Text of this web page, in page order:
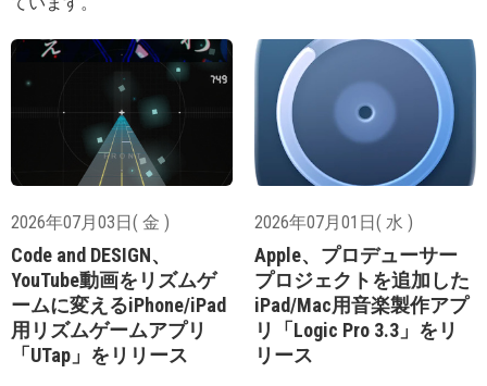
2026年07月03日( 金 )
Code and DESIGN、
YouTube動画をリズムゲ
ームに変えるiPhone/iPad
用リズムゲームアプリ
「UTap」をリリース
2026年07月01日( 水 )
Apple、プロデューサー
プロジェクトを追加した
iPad/Mac用音楽製作アプ
リ「Logic Pro 3.3」をリ
リース